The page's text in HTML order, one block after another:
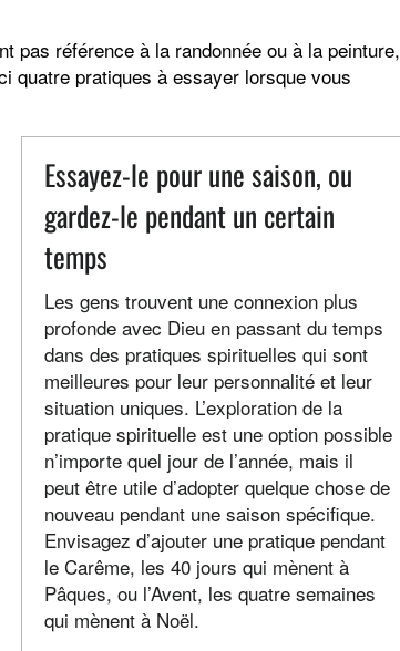
pas référence à la randonnée ou à la peinture,
quatre pratiques à essayer lorsque vous
Essayez-le pour une saison, ou
gardez-le pendant un certain
temps
Les gens trouvent une connexion plus
profonde avec Dieu en passant du temps
dans des pratiques spirituelles qui sont
meilleures pour leur personnalité et leur
situation uniques. L’exploration de la
pratique spirituelle est une option possible
n’importe quel jour de l’année, mais il
peut être utile d’adopter quelque chose de
nouveau pendant une saison spécifique.
Envisagez d’ajouter une pratique pendant
le Carême, les 40 jours qui mènent à
Pâques, ou l’Avent, les quatre semaines
qui mènent à Noël.